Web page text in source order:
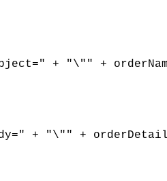
+ "\"" +
+ "\"" +